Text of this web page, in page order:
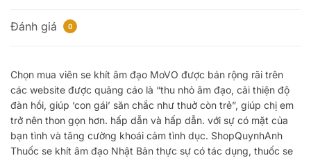
Đánh giá 0
Chọn mua viên se khít âm đạo MoVO được bán rộng rãi trên
các website được quảng cáo là “thu nhỏ âm đạo, cải thiện độ
đàn hồi, giúp ‘con gái’ săn chắc như thuở còn trẻ”, giúp chị em
trở nên thon gọn hơn. hấp dẫn và hấp dẫn. với sự có mặt của
bạn tình và tăng cường khoái cảm tình dục. ShopQuynhAnh
Thuốc se khít âm đạo Nhật Bản thực sự có tác dụng, thuốc se